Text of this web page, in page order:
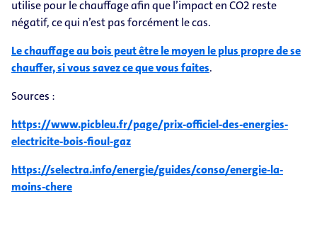
utilise pour le chauffage afin que l’impact en CO2 reste
négatif, ce qui n’est pas forcément le cas.
Le chauffage au bois peut être le moyen le plus propre de se
chauffer, si vous savez ce que vous faites.
Sources :
https://www.picbleu.fr/page/prix-officiel-des-energies-
electricite-bois-fioul-gaz
https://selectra.info/energie/guides/conso/energie-la-
moins-chere